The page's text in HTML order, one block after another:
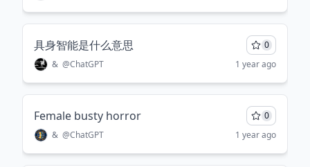
具身智能是什么意思
0
& @ChatGPT 1 year ago
Female busty horror
0
& @ChatGPT 1 year ago